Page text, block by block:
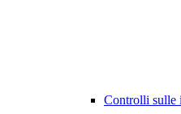
Controlli sulle